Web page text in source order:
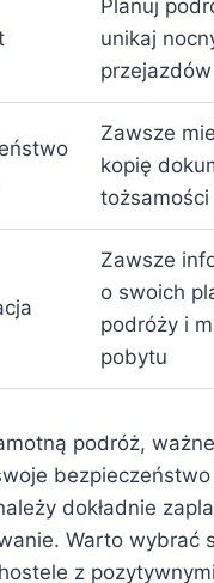
Planuj
unikaj
przejazdów
Zawsze
kopię
tożsamości
Zawsze
o swoich
podróży i
pobytu
podróż,
dokładnie
Warto wybrać
z